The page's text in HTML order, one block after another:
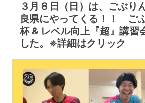
３月８日（日）は、ごぶり
良県にやってくる！！ ご
杯 & レベル向上『超』講習
した。※詳細はクリック